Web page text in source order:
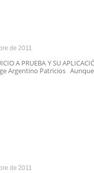
de 2011
A PRUEBA Y SU
Argentino Patricios
de 2011